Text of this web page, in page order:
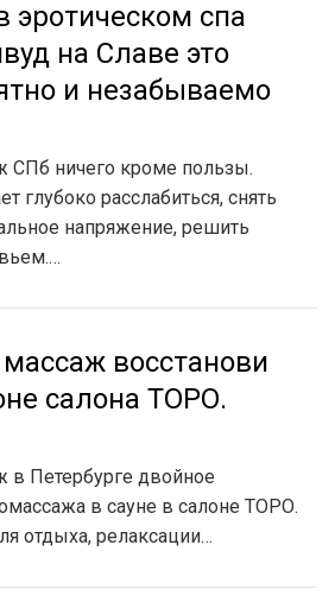
спа
на Славе это
и незабываемо
СПб ничего кроме пользы.
глубоко расслабиться, снять
напряжение, решить
восстанови
салона ТОРО.
в Петербурге двойное
в сауне в салоне ТОРО.
отдыха, релаксации…